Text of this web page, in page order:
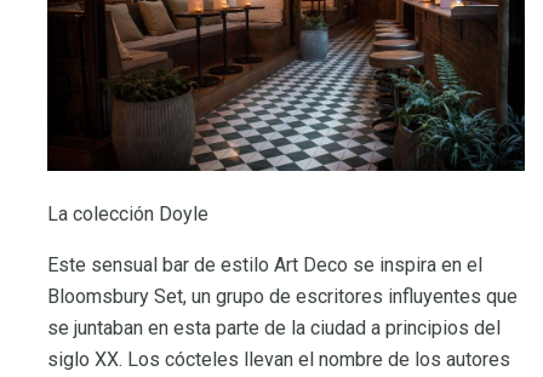
La colección Doyle
Este sensual bar de estilo Art Deco se inspira en el
Bloomsbury Set, un grupo de escritores influyentes que
se juntaban en esta parte de la ciudad a principios del
siglo XX. Los cócteles llevan el nombre de los autores